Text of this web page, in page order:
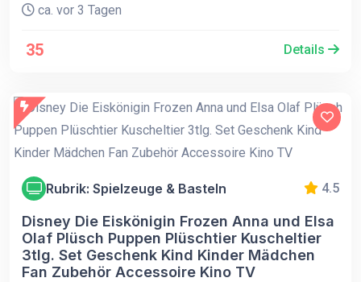
ca. vor 3 Tagen
35 Details
Rubrik: Spielzeuge & Basteln 4.5
Disney Die Eiskönigin Frozen Anna und Elsa
Olaf Plüsch Puppen Plüschtier Kuscheltier
3tlg. Set Geschenk Kind Kinder Mädchen
Fan Zubehör Accessoire Kino TV